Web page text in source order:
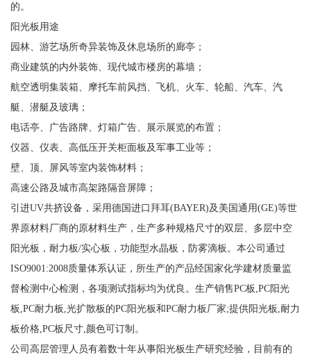
的。
阳光板用途
园林、游艺场所奇异装饰及休息场所的廊亭；
商业建筑的内外装饰、现代城市楼房的幕墙；
航空透明集装箱、摩托车前风挡、飞机、火车、轮船、汽车、汽
艇、潜艇及玻璃；
电话亭、广告路牌、灯箱广告、展示展览的布置；
仪器、仪表、高低压开关柜面板及军事工业等；
壁、顶、屏风等室内装饰材料；
高速公路及城市高架路隔音屏障；
引进UV共挤设备，采用德国进口拜耳(BAYER)及美国通用(GE)等世
界原材料厂商的原材料生产，生产多种规格尺寸的双层、多层中空
阳光板，耐力板/实心板，功能型水晶板，防雾滴板。本公司通过
ISO9001:2008质量体系认证，所生产的产品经国家化学建材质量监
督检测中心检测，各项测试指标均为优良。生产销售PC板,PC阳光
板,PC耐力板,光扩散板的PC阳光板和PC耐力板厂家;提供阳光板,耐力
板价格,PC板尺寸,颜色可订制。
公司高层管理人员有着数十年从事阳光板生产研究经验，目前有的